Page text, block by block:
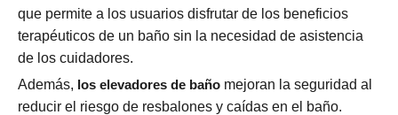
que permite a los usuarios disfrutar de los beneficios
terapéuticos de un baño sin la necesidad de asistencia
de los cuidadores.
Además, los elevadores de baño mejoran la seguridad al
reducir el riesgo de resbalones y caídas en el baño.